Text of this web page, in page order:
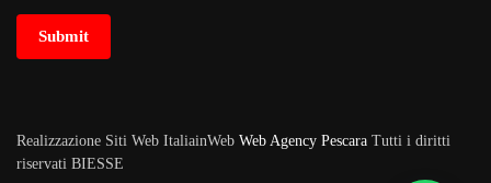
Submit
Realizzazione Siti Web ItaliainWeb Web Agency Pescara Tutti i diritti
riservati BIESSE